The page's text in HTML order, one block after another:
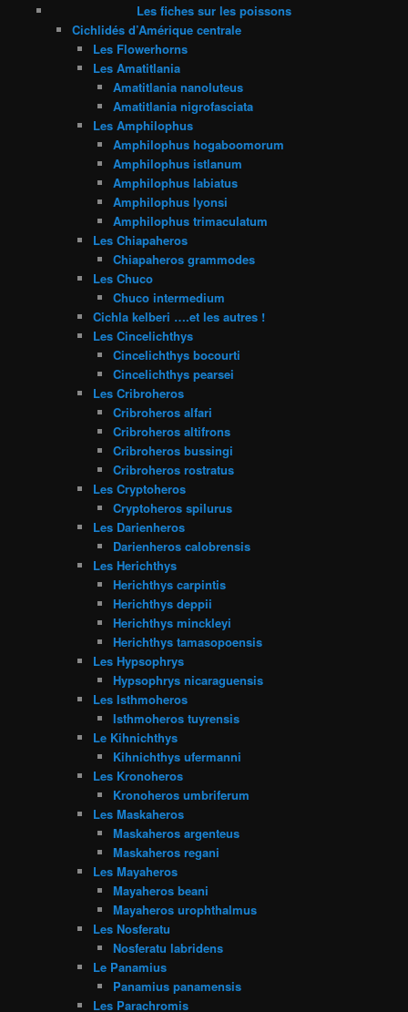
Les fiches sur les poissons
Cichlidés d’Amérique centrale
Les Flowerhorns
Les Amatitlania
Amatitlania nanoluteus
Amatitlania nigrofasciata
Les Amphilophus
Amphilophus hogaboomorum
Amphilophus istlanum
Amphilophus labiatus
Amphilophus lyonsi
Amphilophus trimaculatum
Les Chiapaheros
Chiapaheros grammodes
Les Chuco
Chuco intermedium
Cichla kelberi ….et les autres !
Les Cincelichthys
Cincelichthys bocourti
Cincelichthys pearsei
Les Cribroheros
Cribroheros alfari
Cribroheros altifrons
Cribroheros bussingi
Cribroheros rostratus
Les Cryptoheros
Cryptoheros spilurus
Les Darienheros
Darienheros calobrensis
Les Herichthys
Herichthys carpintis
Herichthys deppii
Herichthys minckleyi
Herichthys tamasopoensis
Les Hypsophrys
Hypsophrys nicaraguensis
Les Isthmoheros
Isthmoheros tuyrensis
Le Kihnichthys
Kihnichthys ufermanni
Les Kronoheros
Kronoheros umbriferum
Les Maskaheros
Maskaheros argenteus
Maskaheros regani
Les Mayaheros
Mayaheros beani
Mayaheros urophthalmus
Les Nosferatu
Nosferatu labridens
Le Panamius
Panamius panamensis
Les Parachromis